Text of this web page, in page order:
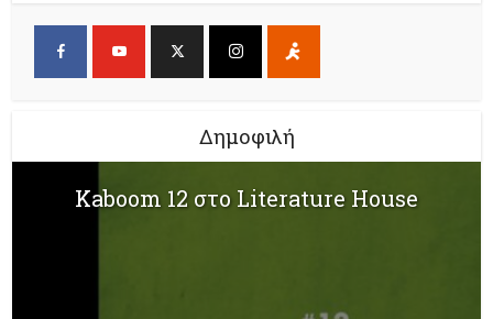
Δημοφιλή
Kaboom 12 στο Literature House